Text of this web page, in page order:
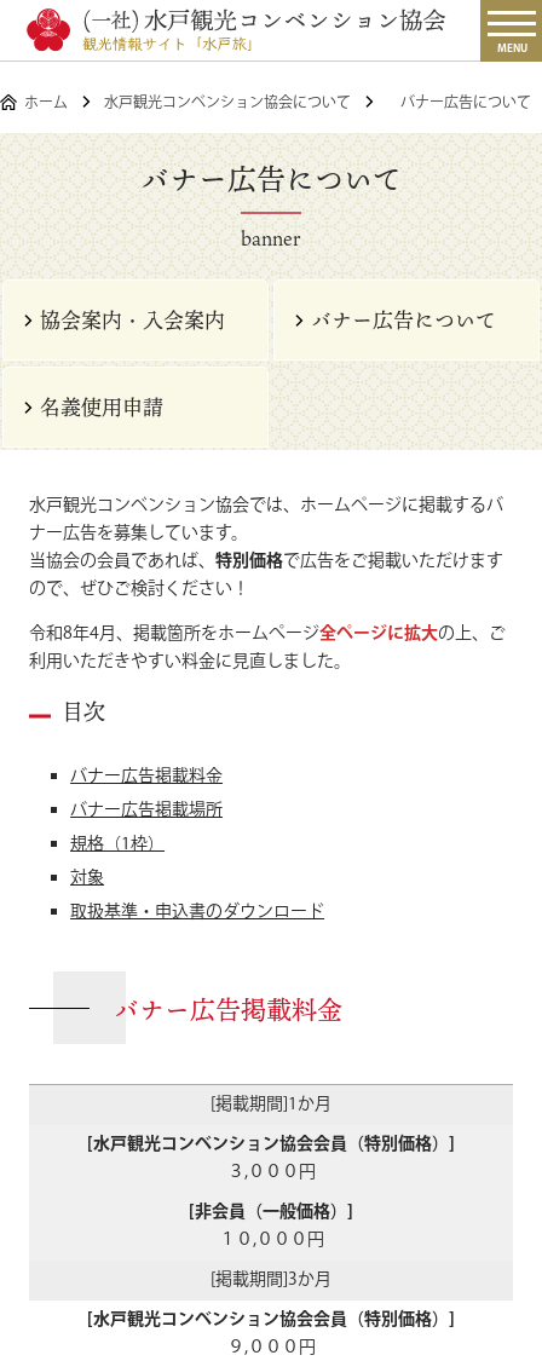
MENU
ホーム 水戸観光コンベンション協会について バナー広告について
バナー広告について
banner
協会案内・入会案内 バナー広告について
名義使用申請
水戸観光コンベンション協会では、ホームページに掲載するバ
ナー広告を募集しています。
当協会の会員であれば、特別価格で広告をご掲載いただけます
ので、ぜひご検討ください！
令和8年4月、掲載箇所をホームぺージ全ページに拡大の上、ご
利用いただきやすい料金に見直しました。
目次
バナー広告掲載料金
バナー広告掲載場所
規格（1枠）
対象
取扱基準・申込書のダウンロード
バナー広告掲載料金
1か月
３,０００円
１０,０００円
3か月
９,０００円